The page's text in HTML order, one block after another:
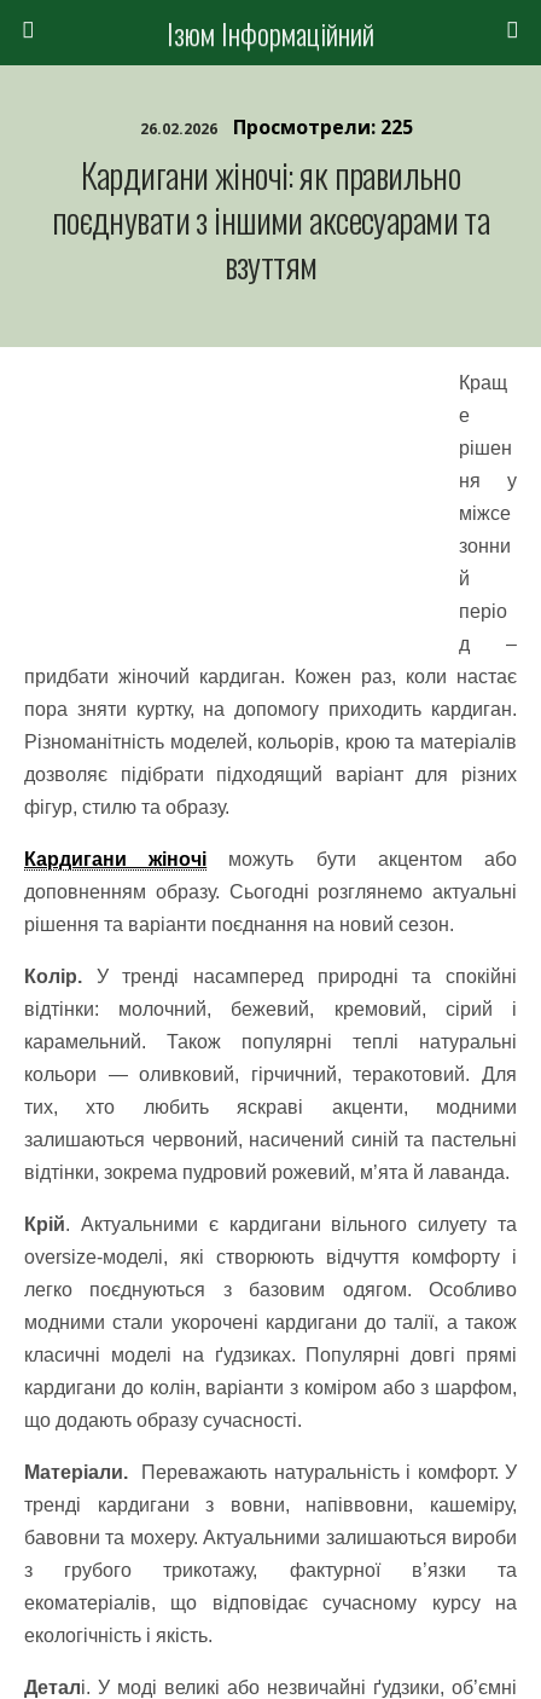
Ізюм Інформаційний
26.02.2026 Просмотрели: 225
Кардигани жіночі: як правильно
поєднувати з іншими аксесуарами та
взуттям
Кращ
е
рішен
ня у
міжсе
зонни
й
періо
д –
придбати жіночий кардиган. Кожен раз, коли настає
пора зняти куртку, на допомогу приходить кардиган.
Різноманітність моделей, кольорів, крою та матеріалів
дозволяє підібрати підходящий варіант для різних
фігур, стилю та образу.
Кардигани жіночі можуть бути акцентом або
доповненням образу. Сьогодні розглянемо актуальні
рішення та варіанти поєднання на новий сезон.
Колір. У тренді насамперед природні та спокійні
відтінки: молочний, бежевий, кремовий, сірий і
карамельний. Також популярні теплі натуральні
кольори — оливковий, гірчичний, теракотовий. Для
тих, хто любить яскраві акценти, модними
залишаються червоний, насичений синій та пастельні
відтінки, зокрема пудровий рожевий, м’ята й лаванда.
Крій. Актуальними є кардигани вільного силуету та
oversize-моделі, які створюють відчуття комфорту і
легко поєднуються з базовим одягом. Особливо
модними стали укорочені кардигани до талії, а також
класичні моделі на ґудзиках. Популярні довгі прямі
кардигани до колін, варіанти з коміром або з шарфом,
що додають образу сучасності.
Матеріали.
Переважають натуральність і комфорт. У
тренді кардигани з вовни, напіввовни, кашеміру,
бавовни та мохеру. Актуальними залишаються вироби
з грубого трикотажу, фактурної в’язки та
екоматеріалів, що відповідає сучасному курсу на
екологічність і якість.
Деталі. У моді великі або незвичайні ґудзики, об’ємні